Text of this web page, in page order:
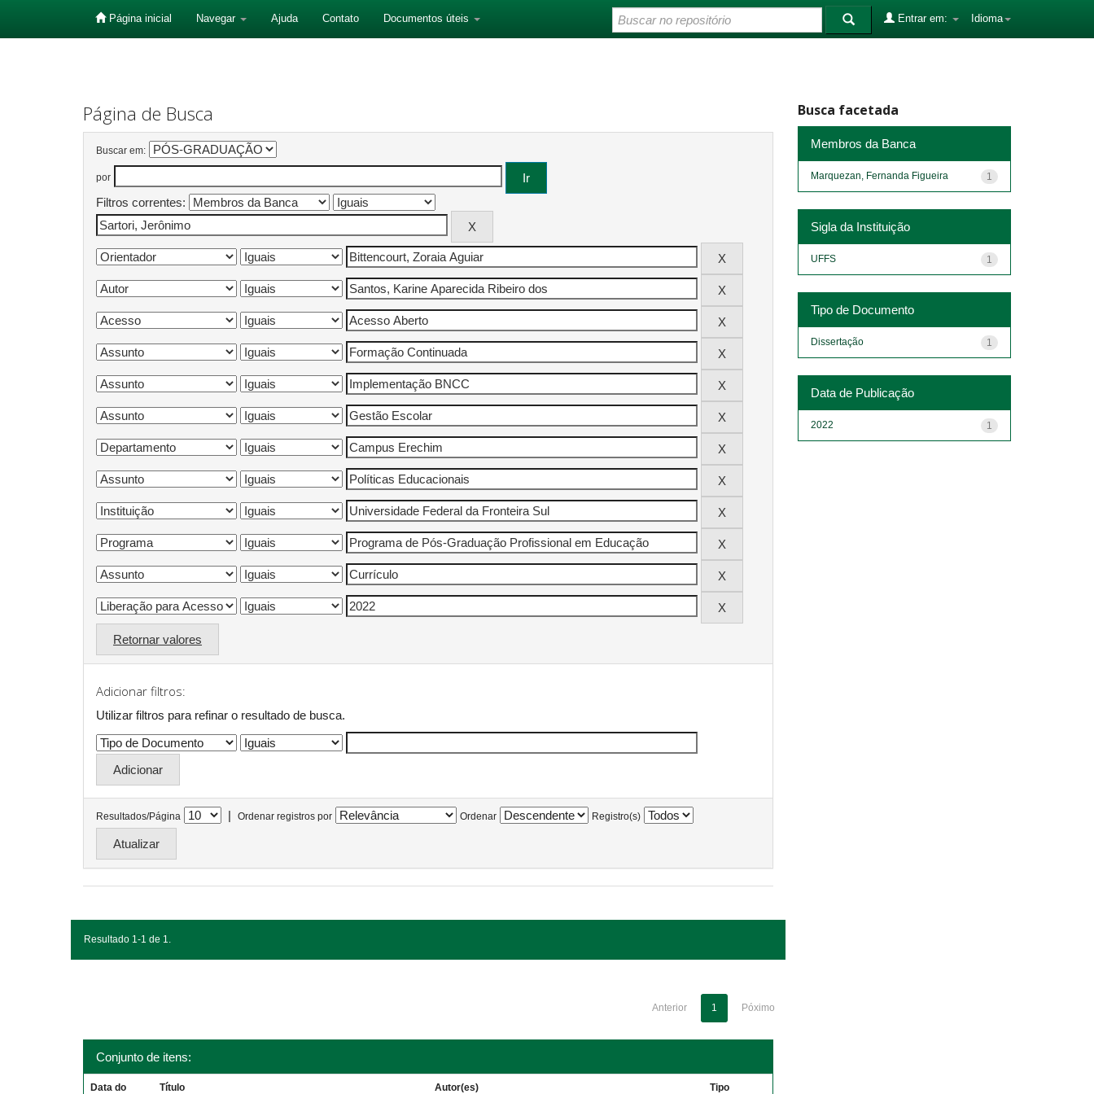
Página inicial Navegar Ajuda Contato Documentos úteis Idioma
Entrar em:
Página de Busca
Buscar em:
por
Filtros correntes:
Retornar valores
Adicionar filtros:
Utilizar filtros para refinar o resultado de busca.
Resultados/Página | Ordenar registros por Ordenar Registro(s)
Resultado 1-1 de 1.
Anterior 1 Póximo
Conjunto de itens:
Data do Título Autor(es) Tipo
Busca facetada
Membros da Banca
1
Marquezan, Fernanda Figueira
Sigla da Instituição
1
UFFS
Tipo de Documento
1
Dissertação
Data de Publicação
1
2022